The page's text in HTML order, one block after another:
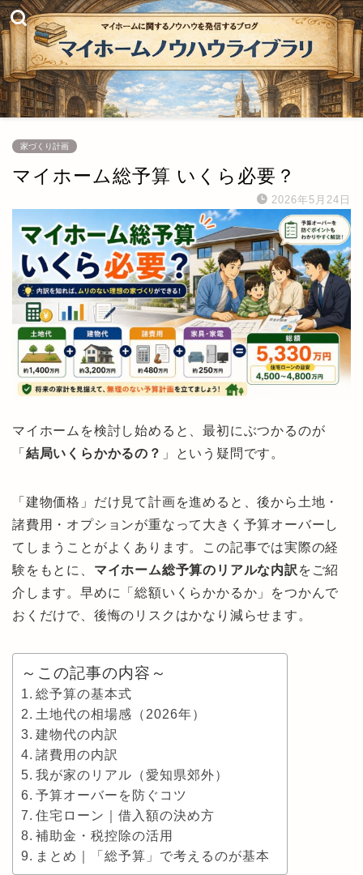
家づくり計画
マイホーム総予算 いくら必要？
2026年5月24日
マイホームを検討し始めると、最初にぶつかるのが
「 結局いくらかかるの？ 」という疑問です。
「建物価格」だけ見て計画を進めると、後から土地・
諸費用・オプションが重なって大きく予算オーバーし
てしまうことがよくあります。この記事では実際の経
験をもとに、 マイホーム総予算のリアルな内訳 をご紹
介します。早めに「総額いくらかかるか」をつかんで
おくだけで、後悔のリスクはかなり減らせます。
～この記事の内容～
総予算の基本式
土地代の相場感（2026年）
建物代の内訳
諸費用の内訳
我が家のリアル（愛知県郊外）
予算オーバーを防ぐコツ
住宅ローン｜借入額の決め方
補助金・税控除の活用
まとめ｜「総予算」で考えるのが基本